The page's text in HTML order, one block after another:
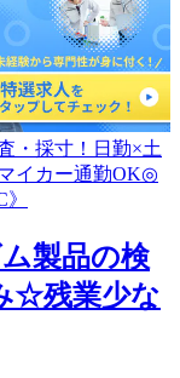
製品の検
☆残業少な